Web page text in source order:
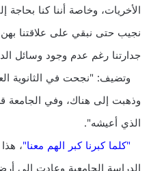
الأخريات، وخاصة أننا كنا بحاجة
نجيب حتى نبقي على علاقتنا بهن،
جدارتنا رغم عدم وجود وسائل
وتضيف: "نجحت في الثانوية
وذهبت إلى هناك، وفي الجامعة
الذي أعيشه".
"كلما كبرنا كبر الهم معنا"،